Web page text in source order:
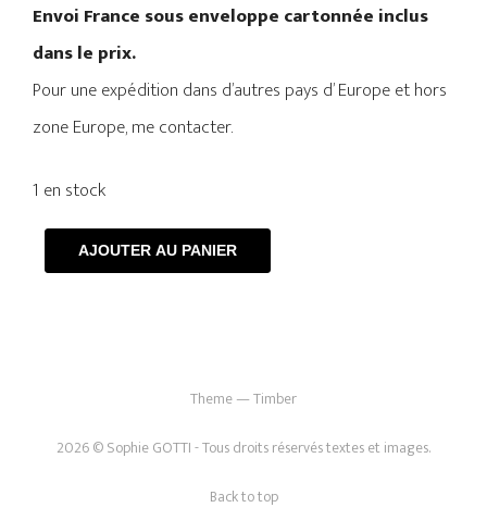
Envoi France sous enveloppe cartonnée inclus
dans le prix.
Pour une expédition dans d’autres pays d’ Europe et hors
zone Europe, me contacter.
1 en stock
AJOUTER AU PANIER
Theme — Timber
2026 © Sophie GOTTI - Tous droits réservés textes et images.
Back to top